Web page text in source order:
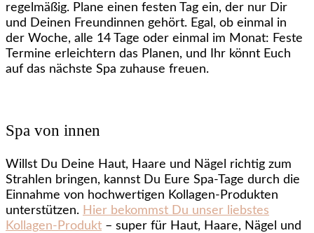
regelmäßig. Plane einen festen Tag ein, der nur Dir
und Deinen Freundinnen gehört. Egal, ob einmal in
der Woche, alle 14 Tage oder einmal im Monat: Feste
Termine erleichtern das Planen, und Ihr könnt Euch
auf das nächste Spa zuhause freuen.
Spa von innen
Willst Du Deine Haut, Haare und Nägel richtig zum
Strahlen bringen, kannst Du Eure Spa-Tage durch die
Einnahme von hochwertigen Kollagen-Produkten
unterstützen. Hier bekommst Du unser liebstes
Kollagen-Produkt – super für Haut, Haare, Nägel und